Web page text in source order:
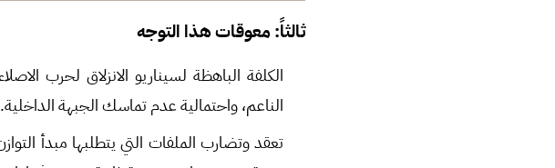
ثالثاً: معوقات هذا التوجه
الكلفة الباهظة لسيناريو الانزلاق لحرب
الناعم، واحتمالية عدم تماسك الجبهة الداخلية.
تعقد وتضارب الملفات التي يتطلبها مبدأ